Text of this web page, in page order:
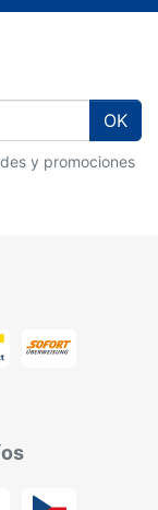
OK
y promociones